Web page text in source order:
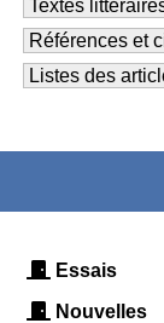
Essais
Nouvelles